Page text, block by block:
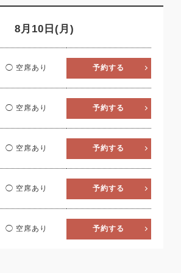
8月10日(月)
◯ 空席あり 予約する
◯ 空席あり 予約する
◯ 空席あり 予約する
◯ 空席あり 予約する
◯ 空席あり 予約する